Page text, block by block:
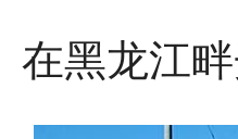
在黑龙江